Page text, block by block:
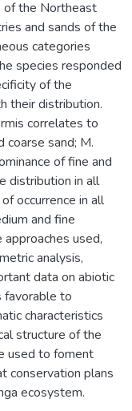
of the Northeast
and sands of the
categories
species responded
of the
their distribution.
correlates to
coarse sand; M.
of fine and
distribution in all
occurrence in all
and fine
used,
analysis,
data on abiotic
favorable to
characteristics
structure of the
used to foment
conservation plans
ecosystem.